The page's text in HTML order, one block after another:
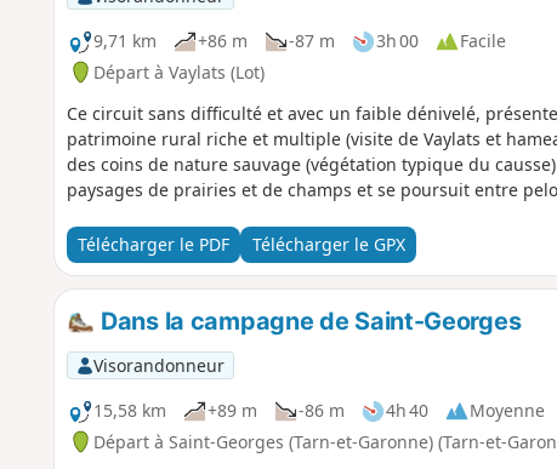
9,71 km
+86 m -87 m 3h 00
Facile
Départ à Vaylats (Lot)
Ce circuit sans difficulté et avec un faible dénivelé,
patrimoine rural riche et multiple (visite de Vaylats et
des coins de nature sauvage (végétation typique du
paysages de prairies et de champs et se poursuit entre
Télécharger le PDF Télécharger le GPX
Dans la campagne de Saint-Georges
Visorandonneur
15,58 km
+89 m -86 m 4h 40
Moyenne
Départ à Saint-Georges (Tarn-et-Garonne) (Tarn-et-